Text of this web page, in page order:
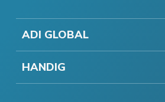
ADI GLOBAL
HANDIG